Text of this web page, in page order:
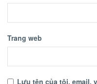
Trang web
Lưu tên của tôi, email,